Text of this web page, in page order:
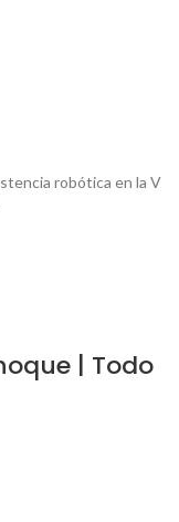
robótica en la V
| Todo